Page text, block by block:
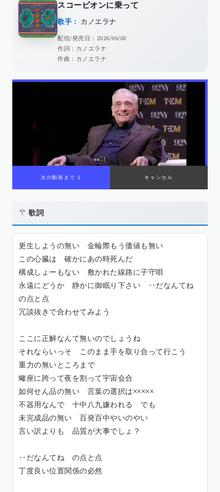
スコーピオンに乗って
歌手： カノエラナ
配信/発売日：2026/06/03
作詞：カノエラナ
作曲：カノエラナ
次の動画まで 1 キャンセル
歌詞
更生しようの無い 金輪際もう価値も無い
この心臓は 確かにあの時死んだ
構成しょーもない 敷かれた線路に子守唄
永遠にどうか 静かに御眠り下さい ‥だなんてね
の点と点
冗談抜きで合わせてみよう
ここに正解なんて無いのでしょうね
それならいっそ このまま手を取り合って行こう
重力の無いところまで
蠍座に跨って夜を割って宇宙会合
如何せん品の無い 言葉の選択は×××××
不器用なんで 十中八九嫌われる でも
未完成品の無い 百発百中やいのやい
言い訳よりも 品質が大事でしょ？
‥だなんてね の点と点
丁度良い位置関係の必然